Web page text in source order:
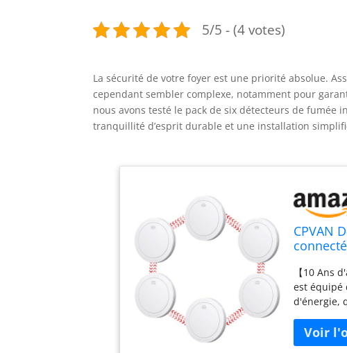
5/5 - (4 votes)
La sécurité de votre foyer est une priorité absolue.
cependant sembler complexe, notamment pour
nous avons testé le pack de six détecteurs de fumée
tranquillité d’esprit durable et une installation
CPVAN
Certifié,
【10 Ans
est équipé
d'énergie,
n'avez pas
d'une